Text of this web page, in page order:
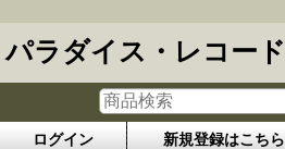
パラダイス・レコード
ログイン 新規登録はこちら